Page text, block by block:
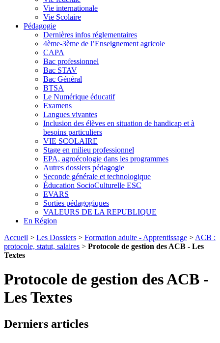
Vie internationale
Vie Scolaire
Pédagogie
Dernières infos réglementaires
4ème-3ème de l’Enseignement agricole
CAPA
Bac professionnel
Bac STAV
Bac Général
BTSA
Le Numérique éducatif
Examens
Langues vivantes
Inclusion des élèves en situation de handicap et à
besoins particuliers
VIE SCOLAIRE
Stage en milieu professionnel
EPA, agroécologie dans les programmes
Autres dossiers pédagogie
Seconde générale et technologique
Éducation SocioCulturelle ESC
EVARS
Sorties pédagogiques
VALEURS DE LA REPUBLIQUE
En Région
Accueil > Les Dossiers > Formation adulte - Apprentissage > ACB :
protocole, statut, salaires > Protocole de gestion des ACB - Les
Textes
Protocole de gestion des ACB -
Les Textes
Derniers articles